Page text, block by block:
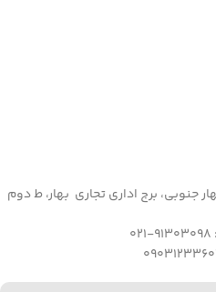
جنوبی، برج اداری تجاری بهار، ط دوم